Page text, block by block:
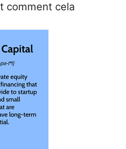
comment cela